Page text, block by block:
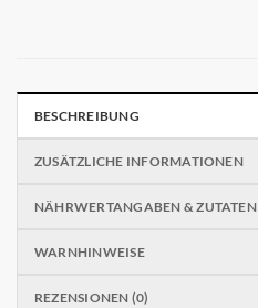
BESCHREIBUNG
ZUSÄTZLICHE INFORMATIONEN
NÄHRWERTANGABEN & ZUTATEN
WARNHINWEISE
REZENSIONEN (0)